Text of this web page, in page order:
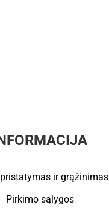
ir grąžinimas
Pirkimo sąlygos